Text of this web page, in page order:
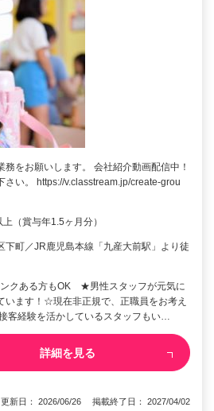
務をお願いします。 会社紹介動画配信中！
さい。 https://v.classtream.jp/create-grou
（賞与年1.5ヶ月分）
下町／JR鹿児島本線「九産大前駅」より徒
クある方もOK ★男性スタッフが元気に
います！☆現在非正規で、正職員をお考え
客経験を活かしているスタッフもい…
詳細を見る
更新日： 2026/06/26 掲載終了日： 2027/04/02